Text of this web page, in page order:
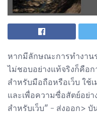
หากมีลักษณะการทำงาน
ไม่ชอบอย่างแท้จริงก็คือก
สำหรับมือถือหรือเว็บ ใช้
และเพื่อความซื่อสัตย์อ
สำหรับเว็บ" - ส่งออก> บั